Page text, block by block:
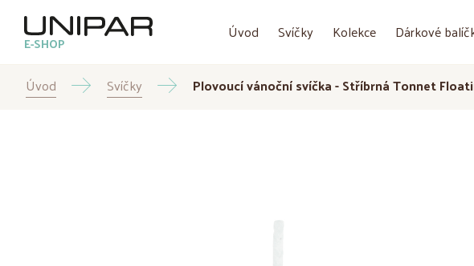
E-SHOP Úvod Svíčky Kolekce Dárkové
Úvod Svíčky Plovoucí vánoční svíčka - Stříbrná Tonnet